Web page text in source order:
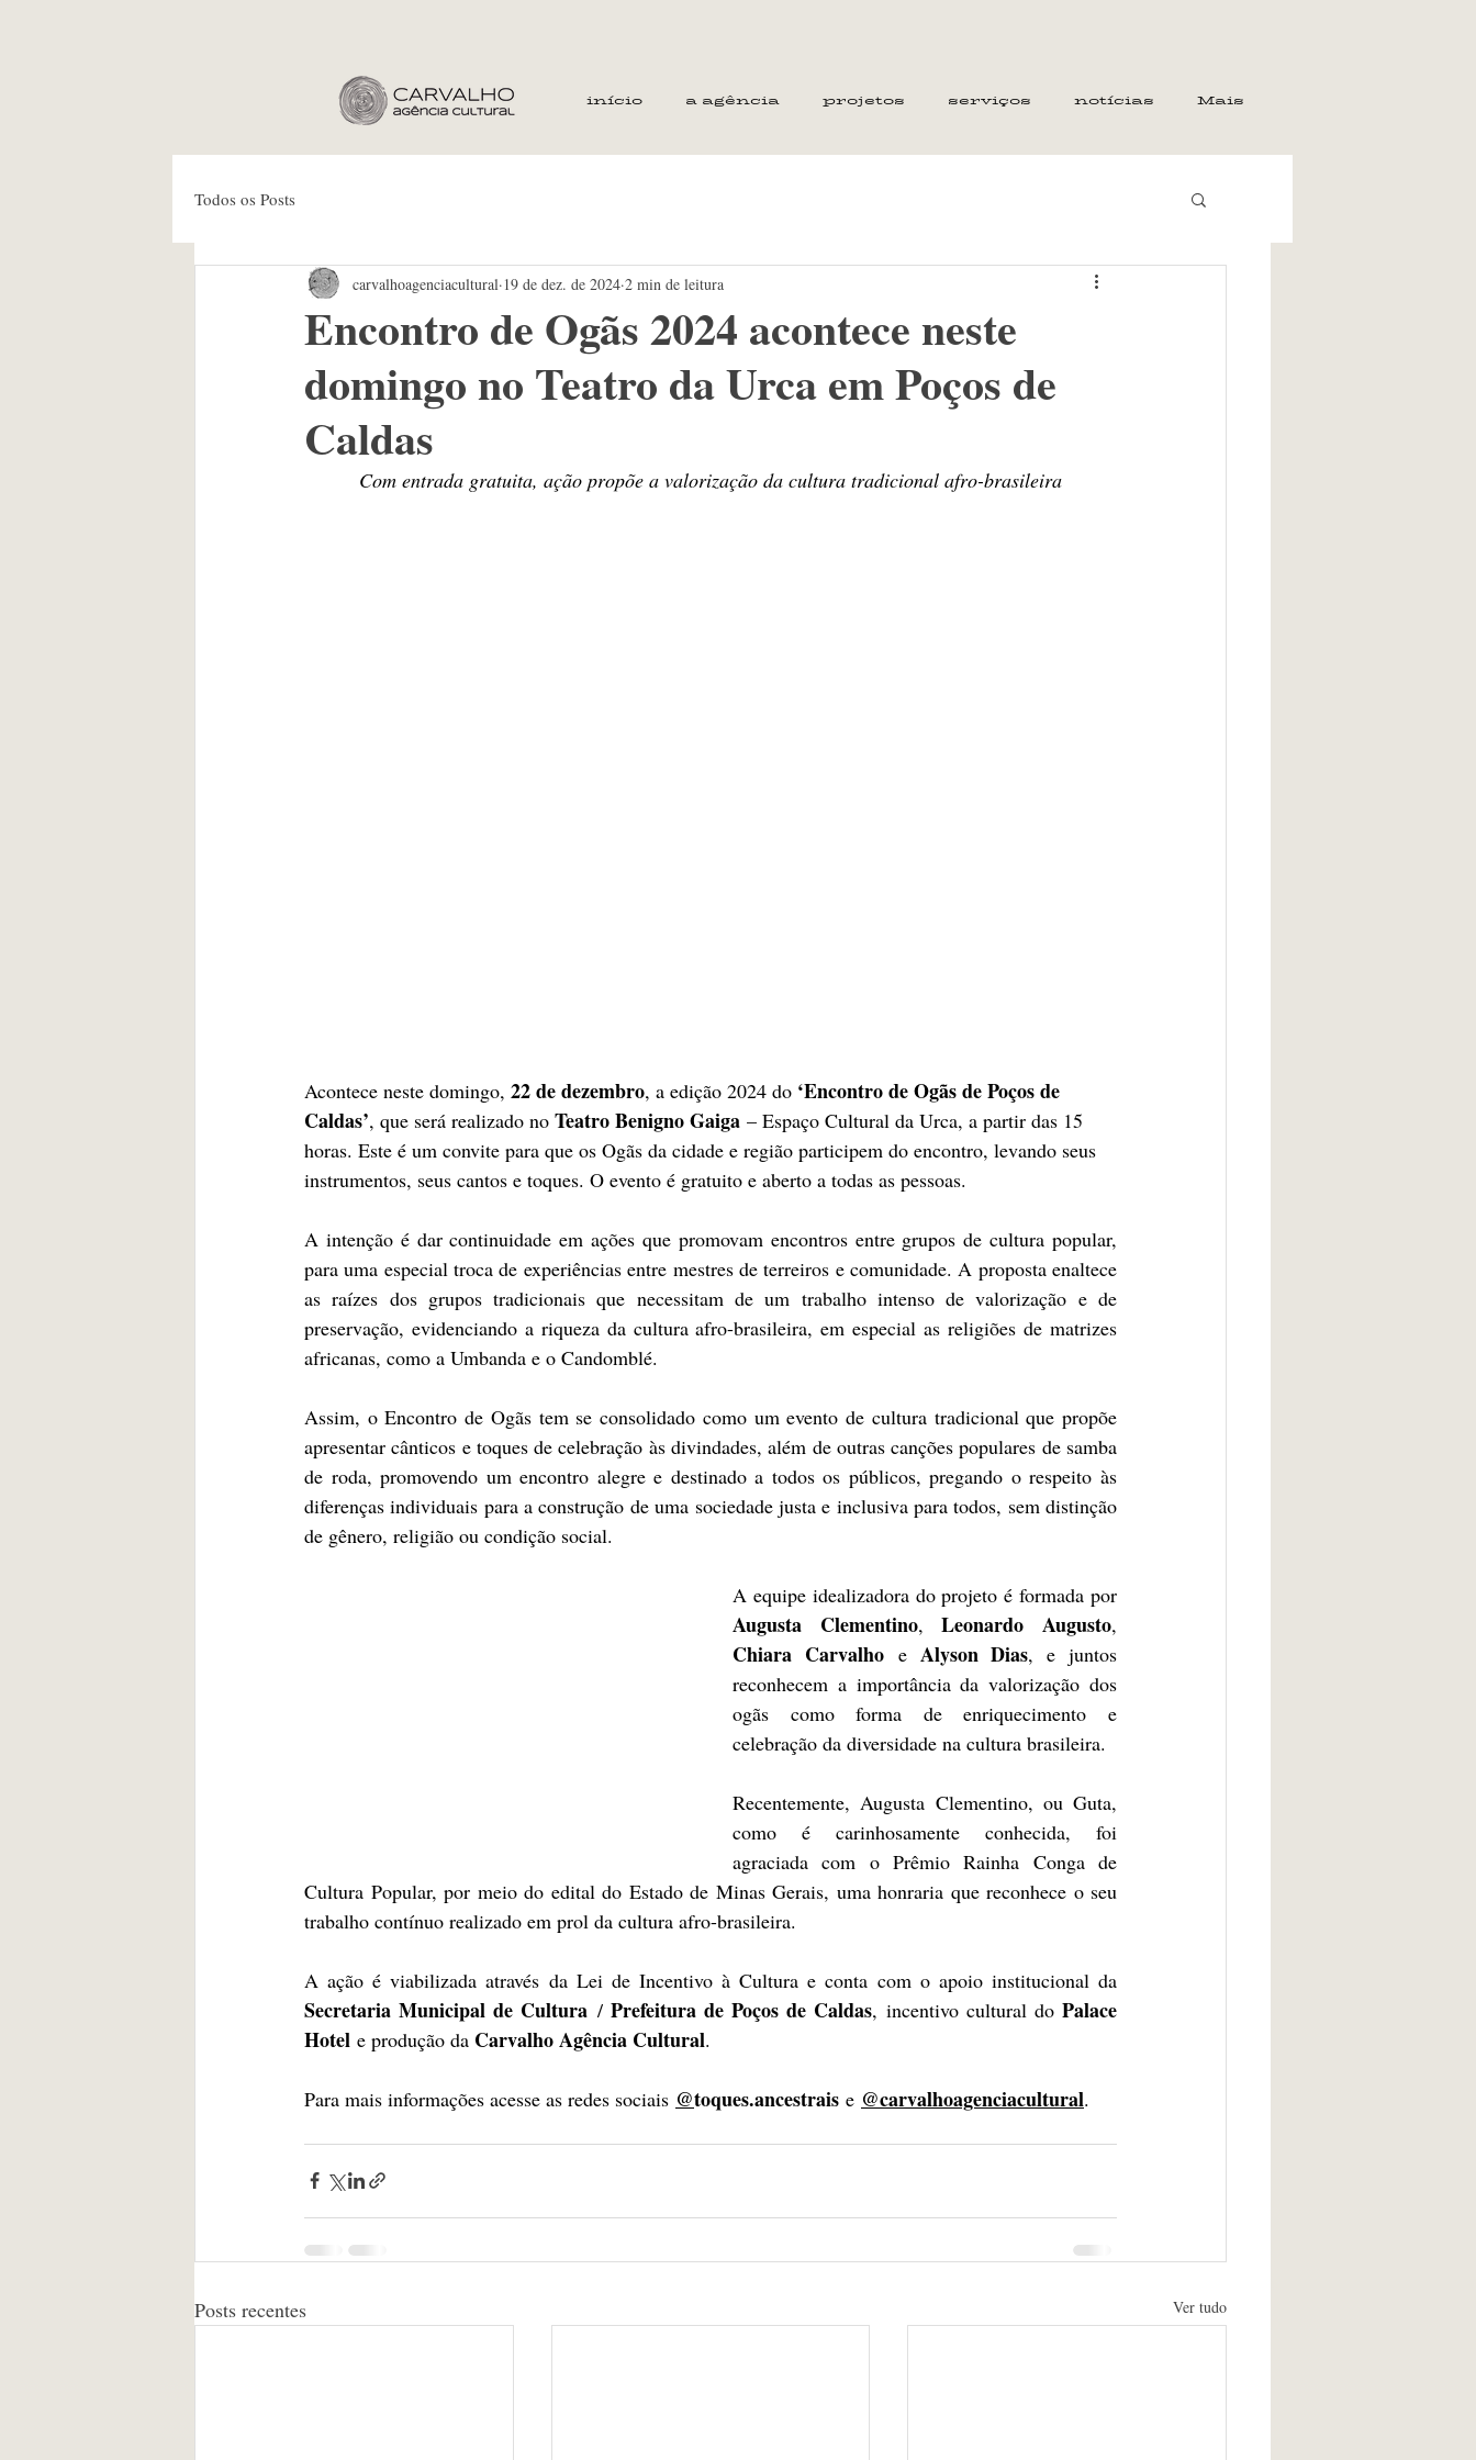
início a agência projetos serviços notícias Mais
Todos os Posts
Encontro de Ogãs 2024 acontece neste
domingo no Teatro da Urca em Poços de
Caldas
carvalhoagenciacultural 19 de dez. de 2024 2 min de leitura
Com entrada gratuita, ação propõe a valorização da cultura tradicional afro-brasileira
Acontece neste domingo, 22 de dezembro, a edição 2024 do ‘Encontro de Ogãs de Poços de
Caldas’, que será realizado no Teatro Benigno Gaiga – Espaço Cultural da Urca, a partir das 15
horas. Este é um convite para que os Ogãs da cidade e região participem do encontro, levando seus
instrumentos, seus cantos e toques. O evento é gratuito e aberto a todas as pessoas.
A intenção é dar continuidade em ações que promovam encontros entre grupos de cultura popular,
para uma especial troca de experiências entre mestres de terreiros e comunidade. A proposta enaltece
as raízes dos grupos tradicionais que necessitam de um trabalho intenso de valorização e de
preservação, evidenciando a riqueza da cultura afro-brasileira, em especial as religiões de matrizes
africanas, como a Umbanda e o Candomblé.
Assim, o Encontro de Ogãs tem se consolidado como um evento de cultura tradicional que propõe
apresentar cânticos e toques de celebração às divindades, além de outras canções populares de samba
de roda, promovendo um encontro alegre e destinado a todos os públicos, pregando o respeito às
diferenças individuais para a construção de uma sociedade justa e inclusiva para todos, sem distinção
de gênero, religião ou condição social.
Augusta Clementino, Leonardo Augusto
Chiara Carvalho e Alyson Dias, e juntos
reconhecem a importância da valorização dos
ogãs como forma de enriquecimento e
celebração da diversidade na cultura brasileira.
Recentemente, Augusta Clementino, ou Guta,
como é carinhosamente conhecida, foi
agraciada com o Prêmio Rainha Conga de
Cultura Popular, por meio do edital do Estado de Minas Gerais, uma honraria que reconhece o seu
trabalho contínuo realizado em prol da cultura afro-brasileira.
Secretaria Municipal de Cultura / Prefeitura de Poços de Caldas, incentivo cultural do Palace
Hotel e produção da Carvalho Agência Cultural.
Para mais informações acesse as redes sociais @toques.ancestrais e @carvalhoagenciacultural.
Posts recentes Ver tudo